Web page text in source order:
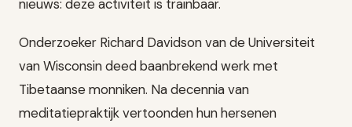
nieuws: deze activiteit is trainbaar.
Onderzoeker Richard Davidson van de Universiteit
van Wisconsin deed baanbrekend werk met
Tibetaanse monniken. Na decennia van
meditatiepraktijk vertoonden hun hersenen